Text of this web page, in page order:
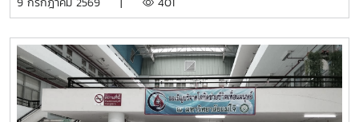
ที่ 6–7 กรกฎาคม 2569 ณ ห้องบรรยาย ชั้น 1 กองพัฒนานิสิต
บุคลากรจากทั้งเครือข่าย ทปอ. และเครือข่ายสมาคมอุดมศึกษา
เอกชนแห่งประเทศไทย (สสอท.) การอบรมครั้งนี้มุ่งเน้นการ
พัฒนาองค์ความรู้และทักษะที่จำเป็นในการดูแลนิสิตนักศึกษา
ครอบคลุมตั้งแต่:ความรู้พื้นฐานด้านสุขภาพจิต: เรียนรู้แนวโน้ม